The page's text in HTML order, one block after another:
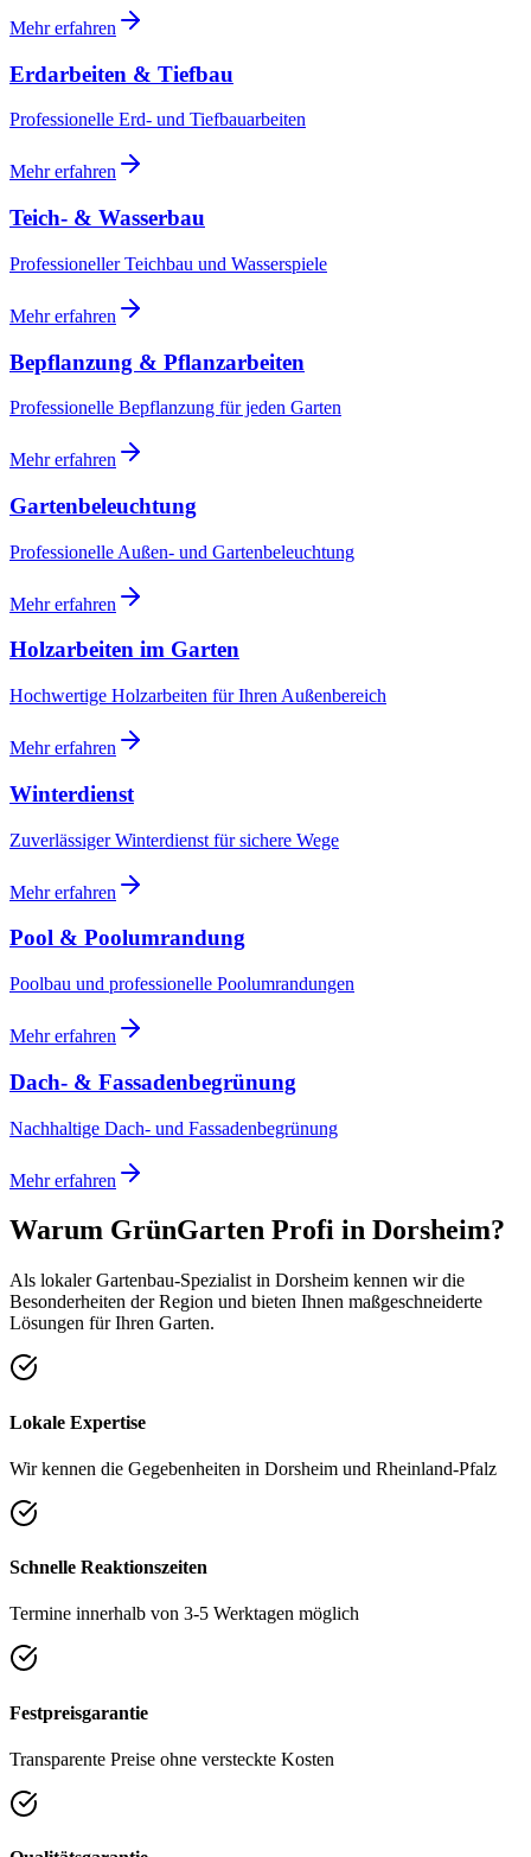
Mehr erfahren
Erdarbeiten & Tiefbau
Professionelle Erd- und Tiefbauarbeiten
Mehr erfahren
Teich- & Wasserbau
Professioneller Teichbau und Wasserspiele
Mehr erfahren
Bepflanzung & Pflanzarbeiten
Professionelle Bepflanzung für jeden Garten
Mehr erfahren
Gartenbeleuchtung
Professionelle Außen- und Gartenbeleuchtung
Mehr erfahren
Holzarbeiten im Garten
Hochwertige Holzarbeiten für Ihren Außenbereich
Mehr erfahren
Winterdienst
Zuverlässiger Winterdienst für sichere Wege
Mehr erfahren
Pool & Poolumrandung
Poolbau und professionelle Poolumrandungen
Mehr erfahren
Dach- & Fassadenbegrünung
Nachhaltige Dach- und Fassadenbegrünung
Mehr erfahren
Warum GrünGarten Profi in Dorsheim?
Als lokaler Gartenbau-Spezialist in Dorsheim kennen wir die
Besonderheiten der Region und bieten Ihnen maßgeschneiderte
Lösungen für Ihren Garten.
Lokale Expertise
Wir kennen die Gegebenheiten in Dorsheim und Rheinland-Pfalz
Schnelle Reaktionszeiten
Termine innerhalb von 3-5 Werktagen möglich
Festpreisgarantie
Transparente Preise ohne versteckte Kosten